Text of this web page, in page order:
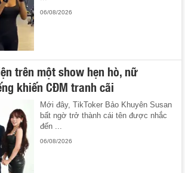
06/08/2026
trên một show hẹn hò, nữ
khiến CĐM tranh cãi
Mới đây, TikToker Bảo Khuyên Susan
bất ngờ trở thành cái tên được nhắc
đến ...
06/08/2026